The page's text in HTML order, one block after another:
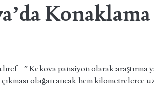
= ” Kekova pansiyon olarak araştırma
olağan ancak hem kilometrelerce